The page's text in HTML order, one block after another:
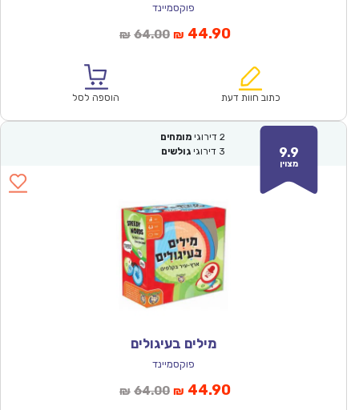
פוקסמיינד
₪ 64.00המחיר
₪64.00.
₪ 44.90המחיר
הוא:
כתוב חוות דעת הוספה לסל
9.9
מצוין
2 דירוגי מומחים
3 דירוגי גולשים
מילים בעיגולים
פוקסמיינד
₪ 64.00המחיר
₪ 44.90המחיר